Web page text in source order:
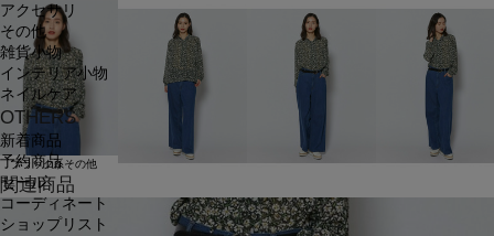
アクセサリ
その他
雑貨小物
インテリア小物
ネイルケア
OTHERS
新着商品
予約商品
セール
コーディネート
ショップリスト
ブラック系その他
関連商品